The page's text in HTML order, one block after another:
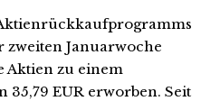
zweiten Januarwoche
Aktien zu einem
EUR erworben. Seit